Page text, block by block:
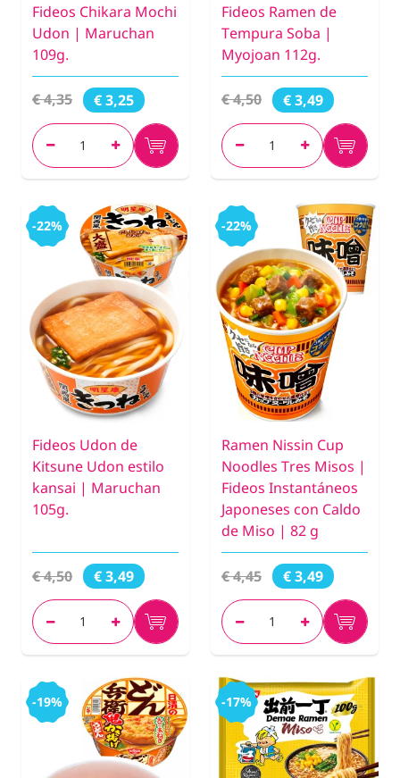
Fideos Chikara Mochi
Udon | Maruchan
109g.
€ 4,35 € 3,25
Fideos Ramen de
Tempura Soba |
Myojoan 112g.
€ 4,50 € 3,49
-22%
Fideos Udon de
Kitsune Udon estilo
kansai | Maruchan
105g.
€ 4,50 € 3,49
-22%
Ramen Nissin Cup
Noodles Tres Misos |
Fideos Instantáneos
Japoneses con Caldo
de Miso | 82 g
€ 4,45 € 3,49
-19% -17%